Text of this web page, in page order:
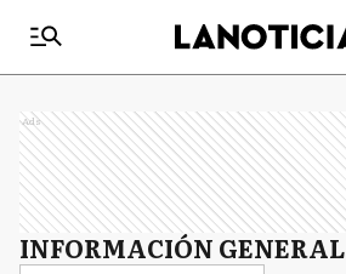
Ads
INFORMACIÓN GENERAL